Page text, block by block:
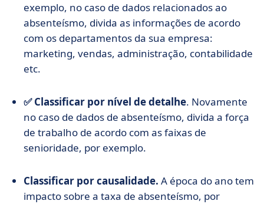
exemplo, no caso de dados relacionados ao
absenteísmo, divida as informações de acordo
com os departamentos da sua empresa:
marketing, vendas, administração, contabilidade
etc.
✅ Classificar por nível de detalhe. Novamente
no caso de dados de absenteísmo, divida a força
de trabalho de acordo com as faixas de
senioridade, por exemplo.
Classificar por causalidade. A época do ano tem
impacto sobre a taxa de absenteísmo, por